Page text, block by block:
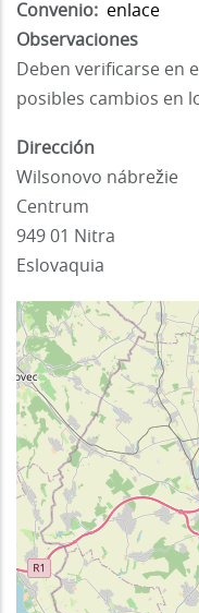
Convenio
enlace
Observaciones
Deben verificarse en
posibles cambios en
Dirección
Wilsonovo nábrežie
Centrum
949 01
Nitra
Eslovaquia